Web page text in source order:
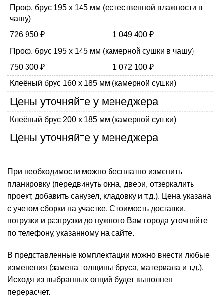
Проф. брус 195 х 145 мм (естественной влажности в
чашу)
726 950 ₽
1 049 400 ₽
Проф. брус 195 х 145 мм (камерной сушки в чашу)
750 300 ₽
1 072 100 ₽
Клеёный брус 160 х 185 мм (камерной сушки)
Цены уточняйте у менеджера
Клеёный брус 200 х 185 мм (камерной сушки)
Цены уточняйте у менеджера
При необходимости можно бесплатно изменить
планировку (передвинуть окна, двери, отзеркалить
проект, добавить санузел, кладовку и т.д.). Цена указана
с учетом сборки на участке. Стоимость доставки,
погрузки и разгрузки до нужного Вам города уточняйте
по телефону, указанному на сайте.
В представленные комплектации можно внести любые
изменения (замена толщины бруса, материала и т.д.).
Исходя из выбранных опций будет выполнен
перерасчет.